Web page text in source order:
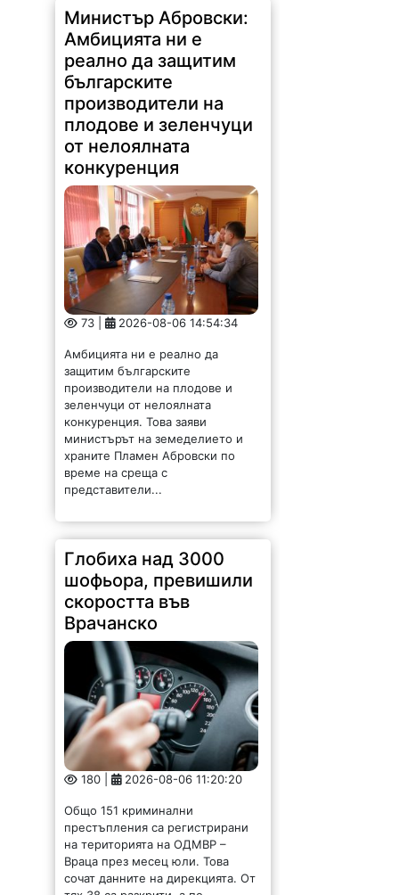
Министър Абровски:
Амбицията ни е
реално да защитим
българските
производители на
плодове и зеленчуци
от нелоялната
конкуренция
73 | 2026-08-06 14:54:34
Амбицията ни е реално да
защитим българските
производители на плодове и
зеленчуци от нелоялната
конкуренция. Това заяви
министърът на земеделието и
храните Пламен Абровски по
време на среща с
представители...
Глобиха над 3000
шофьора, превишили
скоростта във
Врачанско
180 | 2026-08-06 11:20:20
Общо 151 криминални
престъпления са регистрирани
на територията на ОДМВР –
Враца през месец юли. Това
сочат данните на дирекцията. От